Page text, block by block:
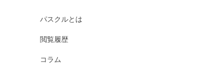
パスクルとは
閲覧履歴
コラム